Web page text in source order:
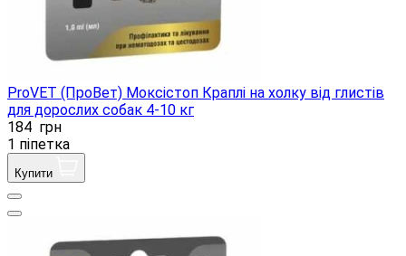
ProVET (ПроВет) Моксістоп Краплі на холку від глистів
для дорослих собак 4-10 кг
184 грн
1 піпетка
Купити